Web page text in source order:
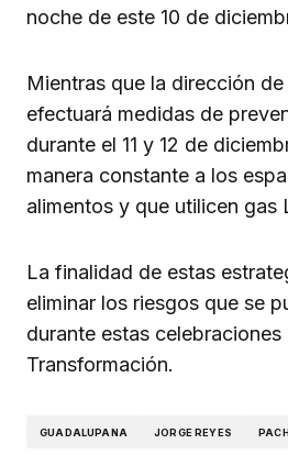
noche de este 10 de
Mientras que la dirección
efectuará medidas de
durante el 11 y 12 de
manera constante a los
alimentos y que utilicen gas
La finalidad de estas
eliminar los riesgos que se
durante estas celebraciones
Transformación.
GUADALUPANA JORGE REYES